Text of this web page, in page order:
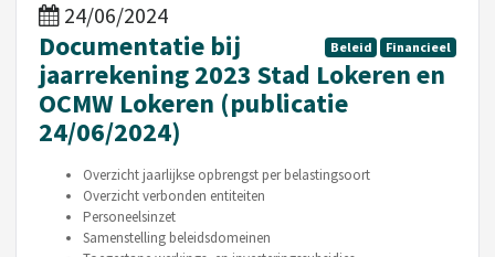
24/06/2024
Beleid Financieel
Documentatie bij
jaarrekening 2023 Stad Lokeren en
OCMW Lokeren (publicatie
24/06/2024)
Overzicht jaarlijkse opbrengst per belastingsoort
Overzicht verbonden entiteiten
Personeelsinzet
Samenstelling beleidsdomeinen